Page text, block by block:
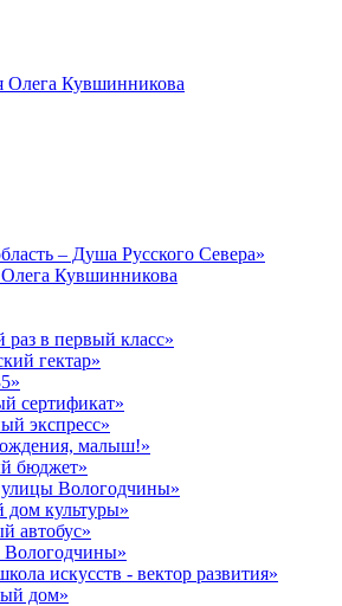
Олега Кувшинникова
– Душа Русского Севера»
Кувшинникова
в первый класс»
гектар»
сертификат»
экспресс»
малыш!»
бюджет»
Вологодчины»
дом культуры»
автобус»
Вологодчины»
искусств - вектор развития»
дом»